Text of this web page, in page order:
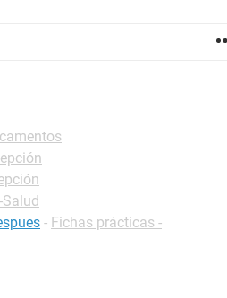
- Fichas prácticas -